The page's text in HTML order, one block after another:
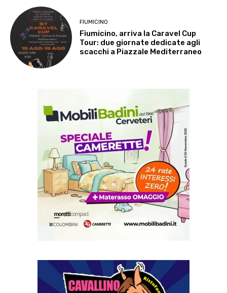
FIUMICINO
Fiumicino, arriva la Caravel Cup
Tour: due giornate dedicate agli
scacchi a Piazzale Mediterraneo